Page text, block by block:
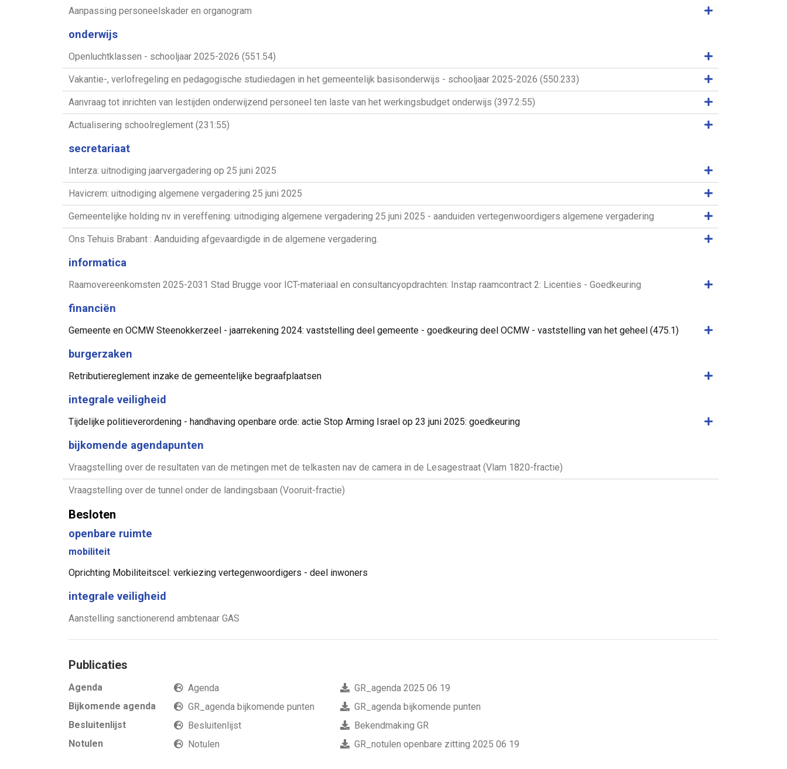
Samenvatting
Aanpassing personeelskader en organogram
onderwijs
Samenvatting
Openluchtklassen - schooljaar 2025-2026 (551.54)
Samenvatting
Vakantie-, verlofregeling en pedagogische studiedagen in het gemeentelijk basisonderwijs - schooljaar 2025-2026 (550.233)
Samenvatting
Aanvraag tot inrichten van lestijden onderwijzend personeel ten laste van het werkingsbudget onderwijs (397.2:55)
Samenvatting
Actualisering schoolreglement (231:55)
secretariaat
Samenvatting
Interza: uitnodiging jaarvergadering op 25 juni 2025
Samenvatting
Havicrem: uitnodiging algemene vergadering 25 juni 2025
Samenvatting
Gemeentelijke holding nv in vereffening: uitnodiging algemene vergadering 25 juni 2025 - aanduiden vertegenwoordigers algemene vergadering
Samenvatting
Ons Tehuis Brabant : Aanduiding afgevaardigde in de algemene vergadering.
informatica
Samenvatting
Raamovereenkomsten 2025-2031 Stad Brugge voor ICT-materiaal en consultancyopdrachten: Instap raamcontract 2: Licenties - Goedkeuring
financiën
Samenvatting
Gemeente en OCMW Steenokkerzeel - jaarrekening 2024: vaststelling deel gemeente - goedkeuring deel OCMW - vaststelling van het geheel (475.1)
burgerzaken
Samenvatting
Retributiereglement inzake de gemeentelijke begraafplaatsen
integrale veiligheid
Samenvatting
Tijdelijke politieverordening - handhaving openbare orde: actie Stop Arming Israel op 23 juni 2025: goedkeuring
bijkomende agendapunten
Vraagstelling over de resultaten van de metingen met de telkasten nav de camera in de Lesagestraat (Vlam 1820-fractie)
Vraagstelling over de tunnel onder de landingsbaan (Vooruit-fractie)
Besloten
openbare ruimte
mobiliteit
Oprichting Mobiliteitscel: verkiezing vertegenwoordigers - deel inwoners
integrale veiligheid
Aanstelling sanctionerend ambtenaar GAS
Publicaties
Agenda Agenda
GR_agenda 2025 06 19
Bijkomende agenda
GR_agenda bijkomende punten
GR_agenda bijkomende punten
Besluitenlijst
Besluitenlijst
Bekendmaking GR
Notulen
Notulen GR_notulen openbare zitting 2025 06 19